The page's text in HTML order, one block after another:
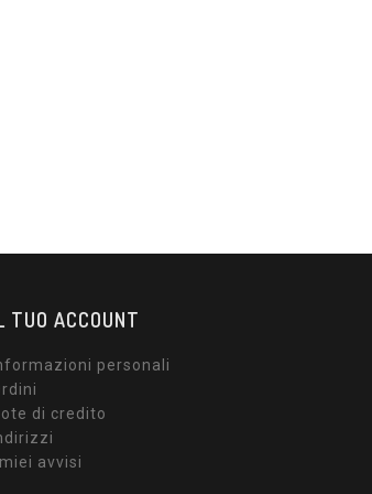
TUO ACCOUNT
personali
di credito
I miei avvisi